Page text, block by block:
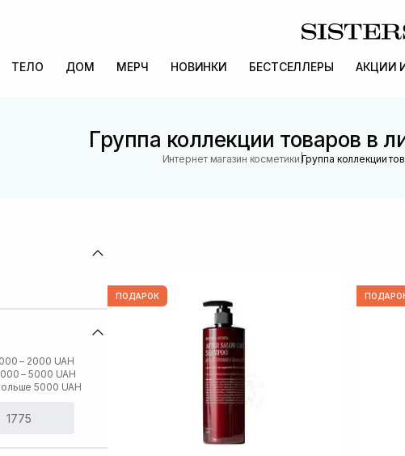
ТЕЛО ДОМ МЕРЧ НОВИНКИ БЕСТСЕЛЛЕРЫ АКЦИИ
Группа коллекции товаров в
Интернет магазин косметики |Группа коллекции
– 2000 UAH
– 5000 UAH
5000 UAH
ПОДАРОК